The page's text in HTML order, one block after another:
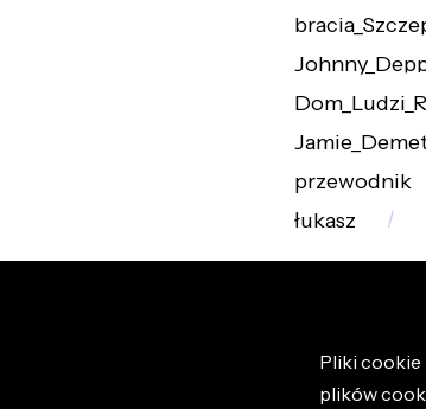
przewodnik
łukasz
Pliki cookie
plików